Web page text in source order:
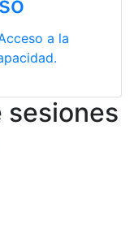
a la
sesiones